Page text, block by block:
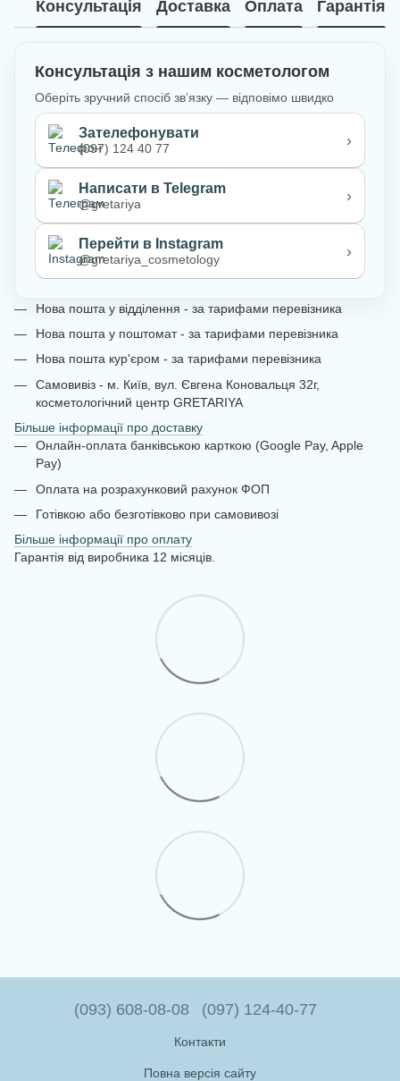
Консультація Доставка Оплата Гарантія
Консультація з нашим косметологом
Оберіть зручний спосіб зв’язку — відповімо швидко
Зателефонувати
(097) 124 40 77 ›
Написати в Telegram
@gretariya ›
Перейти в Instagram
@gretariya_cosmetology ›
Нова пошта у відділення - за тарифами перевізника
Нова пошта у поштомат - за тарифами перевізника
Нова пошта кур'єром - за тарифами перевізника
Самовивіз - м. Київ, вул. Євгена Коновальця 32г,
косметологічний центр GRETARIYA
Більше інформації про доставку
Онлайн-оплата банківською карткою (Google Pay, Apple
Pay)
Оплата на розрахунковий рахунок ФОП
Готівкою або безготівково при самовивозі
Більше інформації про оплату
Гарантія від виробника 12 місяців.
(093) 608-08-08 (097) 124-40-77
Контакти
Повна версія сайту